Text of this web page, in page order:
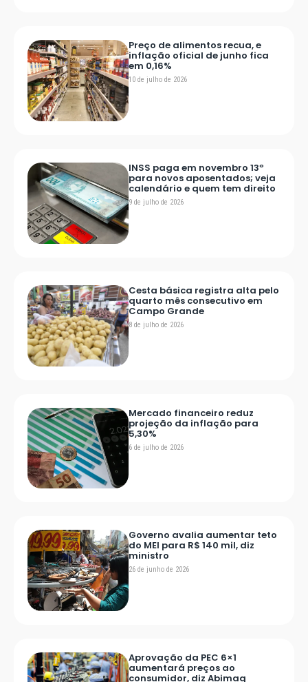
Preço de alimentos recua, e
inflação oficial de junho fica
em 0,16%
10 de julho de 2026
INSS paga em novembro 13º
para novos aposentados; veja
calendário e quem tem direito
9 de julho de 2026
Cesta básica registra alta pelo
quarto mês consecutivo em
Campo Grande
8 de julho de 2026
Mercado financeiro reduz
projeção da inflação para
5,30%
6 de julho de 2026
Governo avalia aumentar teto
do MEI para R$ 140 mil, diz
ministro
26 de junho de 2026
Aprovação da PEC 6×1
aumentará preços ao
consumidor, diz Abimaq